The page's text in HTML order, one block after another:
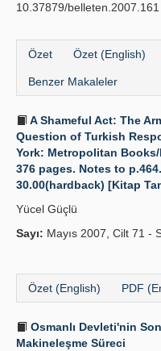
10.37879/belleten.2007.161
Özet Özet (English)
Benzer Makaleler
A Shameful Act: The
Question of Turkish
York: Metropolitan
376 pages. Notes to
30.00(hardback) [Kitap
Yücel Güçlü
Sayı: Mayıs 2007, Cilt 71 -
Özet (English) PDF
Osmanlı Devleti'nin
Makineleşme Süreci